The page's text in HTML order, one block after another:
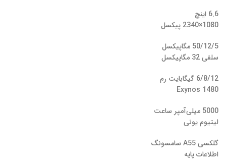
6.6 اینچ
1080×2340 پیکسل
50/12/5 مگاپیکسل
سلفی 32 مگاپیکسل
6/8/12 گیگابایت رم
Exynos 1480
5000 میلی‌آمپر ساعت
لیتیوم یونی
گلکسی A55 سامسونگ
اطلاعات پایه